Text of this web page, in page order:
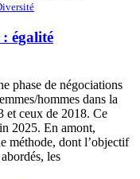
égalité
phase de négociations
hommes dans la
et ceux de 2018. Ce
2025. En amont,
méthode, dont l’objectif
les